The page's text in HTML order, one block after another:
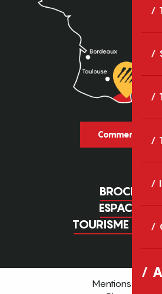
Comment venir ?
ESPACE
TOURISME
Mentions